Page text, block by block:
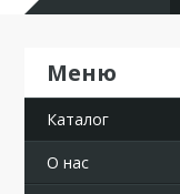
Каталог
О нас